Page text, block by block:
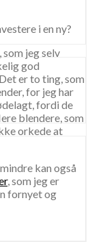
i en ny?
, som jeg selv
god
er to ting, som
for jeg har
fordi de
blendere, som
orkede at
kan også
, som jeg er
fornyet og